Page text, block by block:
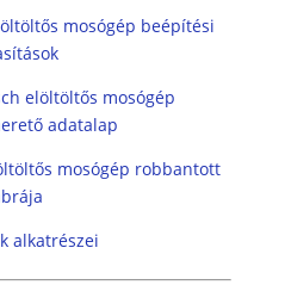
mosógép beépítési
elöltöltős mosógép
adatalap
mosógép robbantott
alkatrészei